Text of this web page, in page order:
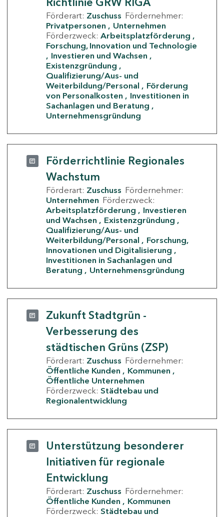
Förderart: Zuschuss Fördernehmer:
Privatpersonen
Unternehmen
Förderzweck: Arbeitsplatzförderung
Forschung, Innovation und Technologie
Investieren und Wachsen
Existenzgründung
Qualifizierung/Aus- und
Weiterbildung/Personal
Förderung
von Personalkosten
Investitionen in
Sachanlagen und Beratung
Unternehmensgründung
Förderrichtlinie Regionales
Wachstum
Förderart: Zuschuss Fördernehmer:
Unternehmen Förderzweck:
Arbeitsplatzförderung
Investieren
und Wachsen
Existenzgründung
Qualifizierung/Aus- und
Weiterbildung/Personal
Forschung,
Innovationen und Digitalisierung
Investitionen in Sachanlagen und
Beratung
Unternehmensgründung
Zukunft Stadtgrün -
Verbesserung des
städtischen Grüns (ZSP)
Förderart: Zuschuss Fördernehmer:
Öffentliche Kunden
Kommunen
Öffentliche Unternehmen
Förderzweck: Städtebau und
Regionalentwicklung
Unterstützung besonderer
Initiativen für regionale
Entwicklung
Förderart: Zuschuss Fördernehmer:
Öffentliche Kunden
Kommunen
Förderzweck: Städtebau und